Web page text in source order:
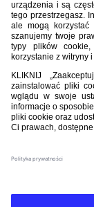
BIBLIOTEKA PZPN
ŁACZY NAS PIŁKA
ROZGRYWKI
PZPN